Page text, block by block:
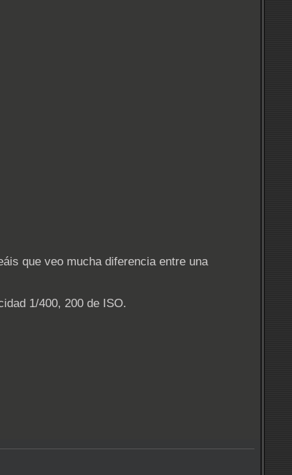
que veo mucha diferencia entre una
1/400, 200 de ISO.